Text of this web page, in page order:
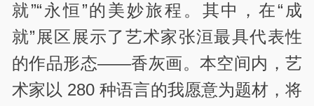
就”“永恒”的美妙旅程。其中，在“成
就”展区展示了艺术家张洹最具代表性
的作品形态——香灰画。本空间内，艺
术家以 280 种语言的我愿意为题材，将